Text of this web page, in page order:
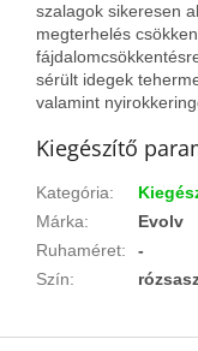
szalagok sikeresen
megterhelés
sérült idegek
valamint
Kiegészítő
Kategória:
Márka:
Evolv
Ruhaméret:
-
Szín: